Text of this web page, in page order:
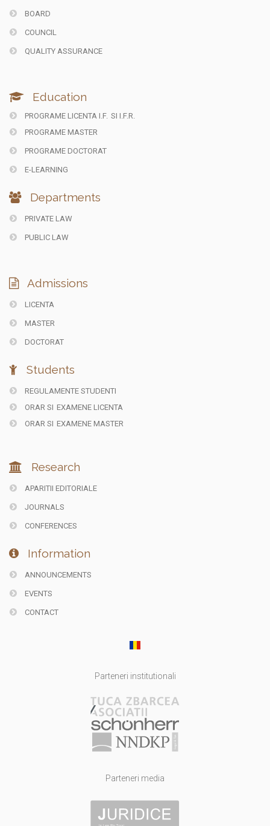
BOARD
COUNCIL
QUALITY ASSURANCE
Education
PROGRAME LICENTA I.F. SI I.F.R.
PROGRAME MASTER
PROGRAME DOCTORAT
E-LEARNING
Departments
PRIVATE LAW
PUBLIC LAW
Admissions
LICENTA
MASTER
DOCTORAT
Students
REGULAMENTE STUDENTI
ORAR SI EXAMENE LICENTA
ORAR SI EXAMENE MASTER
Research
APARITII EDITORIALE
JOURNALS
CONFERENCES
Information
ANNOUNCEMENTS
EVENTS
CONTACT
Parteneri institutionali
Parteneri media